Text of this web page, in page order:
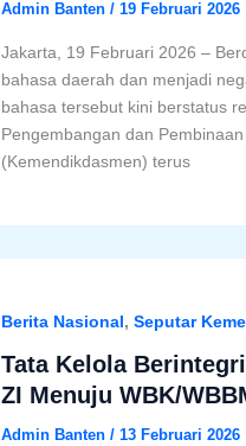
Admin Banten / 19 Februari 2026
Jakarta, 19 Februari 2026 –
bahasa daerah dan menjadi
bahasa tersebut kini berstatus
Pengembangan dan
(Kemendikdasmen) terus
Berita Nasional, Seputar
Tata Kelola
ZI Menuju WBK/
Admin Banten / 13 Februari 2026